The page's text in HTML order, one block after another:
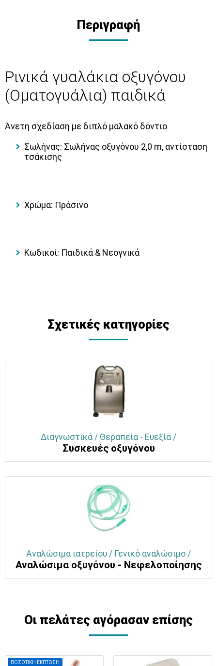
Περιγραφή
Ρινικά γυαλάκια οξυγόνου
(Οματογυάλια) παιδικά
Άνετη σχεδίαση με διπλό μαλακό δόντιο
Σωλήνας: Σωλήνας οξυγόνου 2,0 m, αντίσταση
τσάκισης
Χρώμα: Πράσινο
Κωδικοί: Παιδικά & Νεογνικά
Σχετικές κατηγορίες
Διαγνωστικά / Θεραπεία - Ευεξία /
Συσκευές οξυγόνου
Αναλώσιμα ιατρείου / Γενικό αναλώσιμο /
Αναλώσιμα οξυγόνου - Νεφελοποίησης
Οι πελάτες αγόρασαν επίσης
ΠΟΣΟΤΙΚΗ ΕΚΠΤΩΣΗ